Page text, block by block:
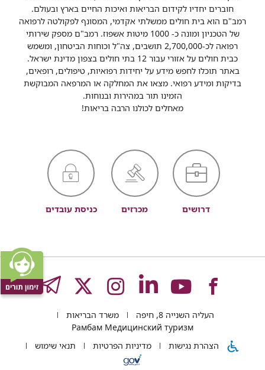
חוברים יחדיו לקידום הבריאות ואיכות החיים בארץ ובעולם.
רמב"ם הוא בית חולים ממשלתי אקדמי, המסונף לפקולטה לרפואה
של הטכניון ומונה כ- 1000 מיטות אשפוז. רמב"ם מספק שירותי
רפואה לכ-2,700,000 תושבים, צה"ל וכוחות הביטחון, ומשמש
כבית חולים על אזורי עבור 12 בתי חולים בצפון מדינת ישראל.
באתר תוכלו לחפש מידע על יחידות רפואיות, טיפולים, רופאים,
בדיקות ומידע רפואי. מצאו את המחלקה או המרפאה המבוקשת
הזמינו תור במהירות ובנוחות.
מאחלים לכולנו הרבה בריאות!
דרושים מכרזים כניסת עובדים
לעמוד
של
לעמוד
של
לעמוד
של
לעמוד
של
לעמוד
של
העליה השנייה 8, חיפה
משרד הבריאות
Рамбам Медицинский туризм
הצהרת נגישות
מדיניות הפרטיות תנאי שימוש